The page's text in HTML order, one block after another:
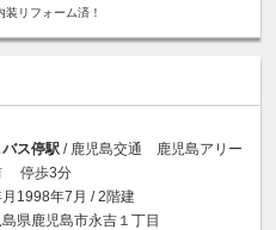
装リフォーム済！
バス停駅 / 鹿児島交通 鹿児島アリー
停歩3分
1998年7月 / 2階建
島県鹿児島市永吉１丁目